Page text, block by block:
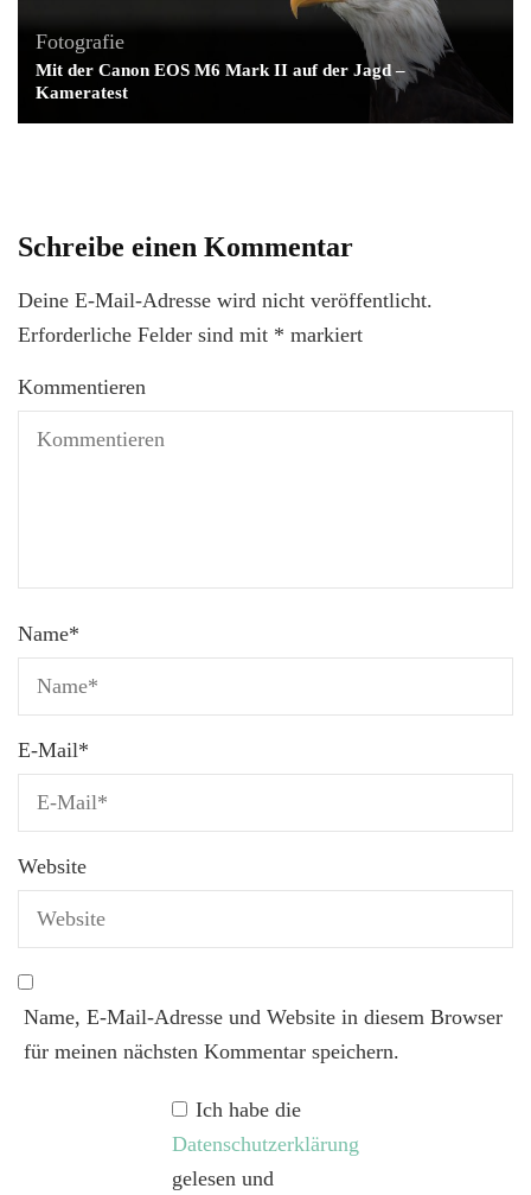
Fotografie
Mit der Canon EOS M6 Mark II auf der Jagd –
Kameratest
Schreibe einen Kommentar
Deine E-Mail-Adresse wird nicht veröffentlicht.
Erforderliche Felder sind mit * markiert
Kommentieren
Name*
E-Mail*
Website
Name, E-Mail-Adresse und Website in diesem Browser
für meinen nächsten Kommentar speichern.
Ich habe die
Datenschutzerklärung
gelesen und